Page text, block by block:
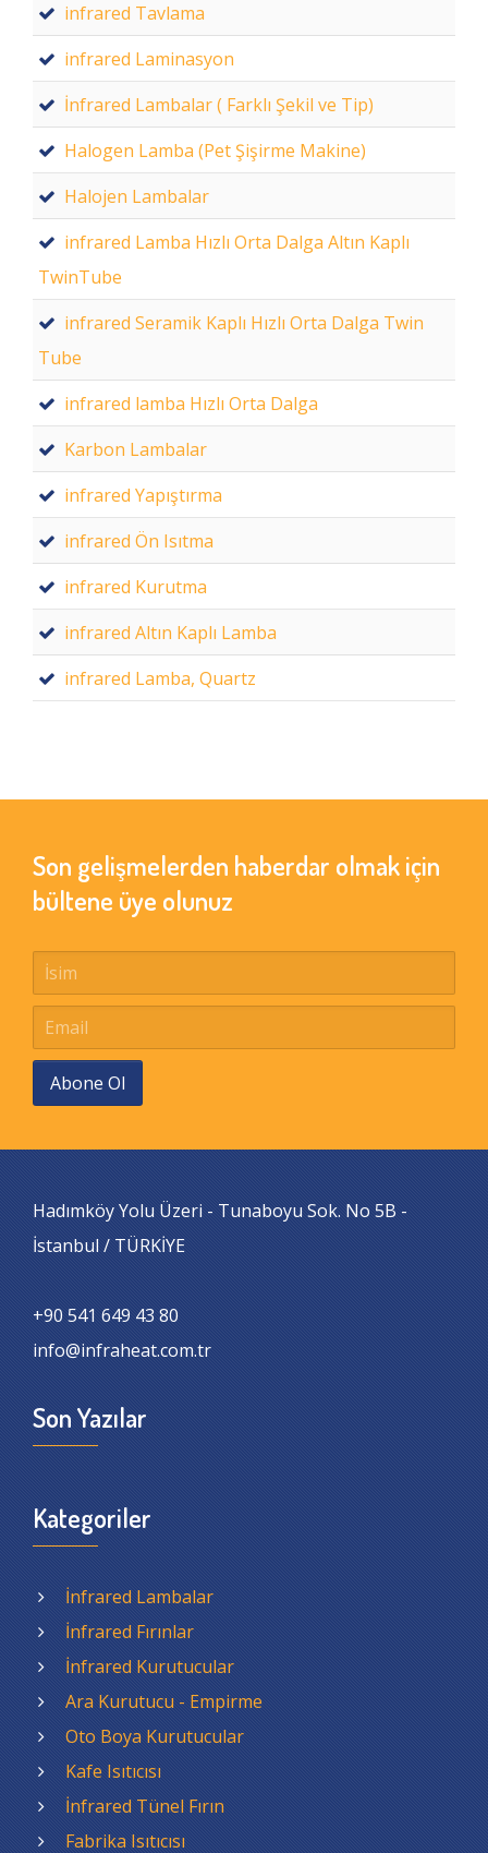
infrared Tavlama
infrared Laminasyon
İnfrared Lambalar ( Farklı Şekil ve Tip)
Halogen Lamba (Pet Şişirme Makine)
Halojen Lambalar
infrared Lamba Hızlı Orta Dalga Altın Kaplı
TwinTube
infrared Seramik Kaplı Hızlı Orta Dalga Twin
Tube
infrared lamba Hızlı Orta Dalga
Karbon Lambalar
infrared Yapıştırma
infrared Ön Isıtma
infrared Kurutma
infrared Altın Kaplı Lamba
infrared Lamba, Quartz
Son gelişmelerden haberdar olmak için
bültene üye olunuz
Abone Ol
Hadımköy Yolu Üzeri - Tunaboyu Sok. No 5B -
İstanbul / TÜRKİYE
+90 541 649 43 80
info@infraheat.com.tr
Son Yazılar
Kategoriler
İnfrared Lambalar
İnfrared Fırınlar
İnfrared Kurutucular
Ara Kurutucu - Empirme
Oto Boya Kurutucular
Kafe Isıtıcısı
İnfrared Tünel Fırın
Fabrika Isıtıcısı